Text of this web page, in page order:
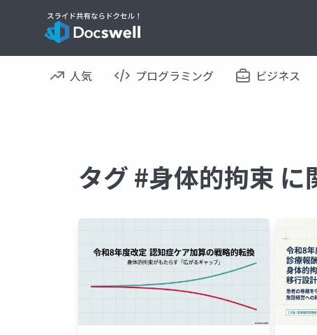
人気 プログラミング ビジネス
タグ #身体的拘束 に